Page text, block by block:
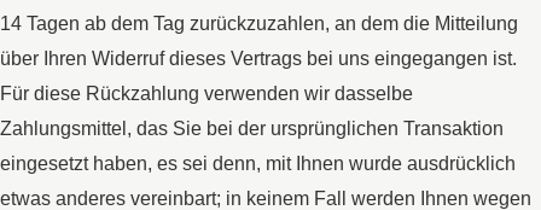
14 Tagen ab dem Tag zurückzuzahlen, an dem die Mitteilung
über Ihren Widerruf dieses Vertrags bei uns eingegangen ist.
Für diese Rückzahlung verwenden wir dasselbe
Zahlungsmittel, das Sie bei der ursprünglichen Transaktion
eingesetzt haben, es sei denn, mit Ihnen wurde ausdrücklich
etwas anderes vereinbart; in keinem Fall werden Ihnen wegen